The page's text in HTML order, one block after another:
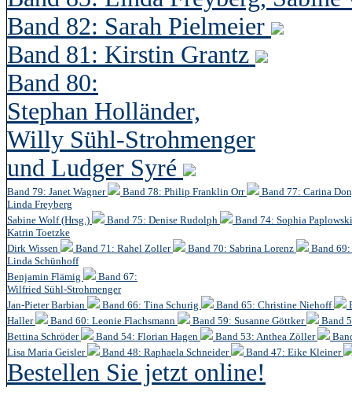
Band 82: Sarah Pielmeier
Band 81: Kirstin Grantz
Band 80:
Stephan Holländer,
Willy Sühl-Strohmenger
und Ludger Syré
Band 79: Janet Wagner Band 78: Philip Franklin Orr
Band 77: Carina
Linda Freyberg
Sabine Wolf (Hrsg.)
Band 75: Denise Rudolph
Band 74: Sophia
Katrin Toetzke
Dirk Wissen
Band 71: Rahel Zoller Band 70: Sabrina Lorenz
Band
Linda Schünhoff
Benjamin Flämig
Band 67:
Wilfried Sühl-Strohmenger
Jan-Pieter Barbian
Band 66: Tina Schurig Band 65: Christine Niehoff
Haller
Band 60: Leonie Flachsmann Band 59: Susanne Göttker
Band
Bettina Schröder
Band 54: Florian Hagen Band 53: Anthea Zöller
Lisa Maria Geisler
Band 48: Raphaela Schneider Band 47: Eike Kleiner
Bestellen Sie jetzt online!